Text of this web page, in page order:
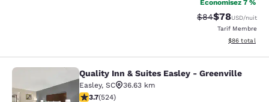
Économisez 7 %
Tarif barré :
$84Tarif réduit :
$78USD/nuit
Tarif Membre
Afficher les
$86 total
Quality Inn & Suites Easley -
Quality Inn & Suites Easley - Greenville
Easley, SC
36.63 km
3.7 étoiles. Bien. 524 commentaires
3.7(524)